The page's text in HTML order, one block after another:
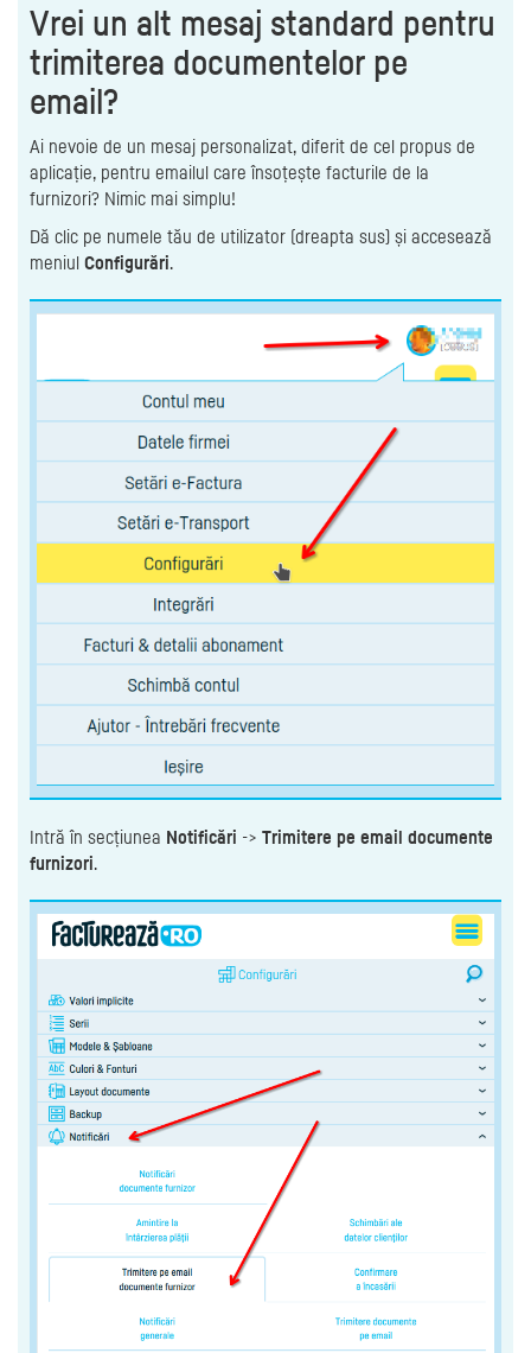
Vrei un alt mesaj standard pentru
trimiterea documentelor pe
email?
Ai nevoie de un mesaj personalizat, diferit de cel propus de
aplicație, pentru emailul care însoțește facturile de la
furnizori? Nimic mai simplu!
Dă clic pe numele tău de utilizator (dreapta sus) și accesează
meniul Configurări.
Intră în secțiunea Notificări -> Trimitere pe email documente
furnizori.